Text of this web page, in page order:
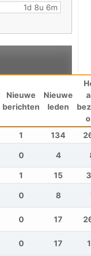
1d 8u 6m
Nieuwe
berichten
Nieuwe
leden
1 134
0 4
1 15
0 8
0 17
0 17